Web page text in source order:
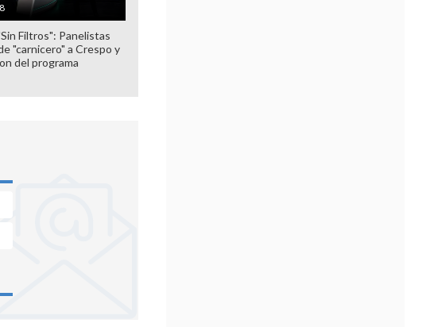
Filtros": Panelistas
"carnicero" a Crespo y
del programa